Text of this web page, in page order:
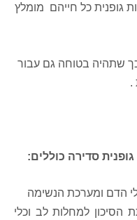
גופנית כל חייהם מומלץ
שתהיה בטוחה גם עבור
.
סדירה כוללים:
הדם ומערכת הנשימה
הסיכון למחלות לב וכלי